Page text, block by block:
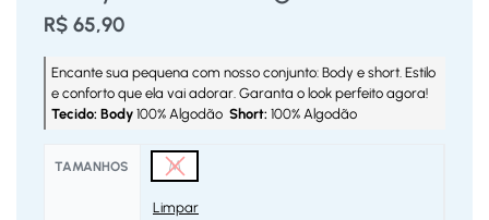
R$ 65,90
Encante sua pequena com nosso conjunto: Body e short. Estilo
e conforto que ela vai adorar. Garanta o look perfeito agora!
Tecido: Body 100% Algodão Short: 100% Algodão
TAMANHOS M
Limpar